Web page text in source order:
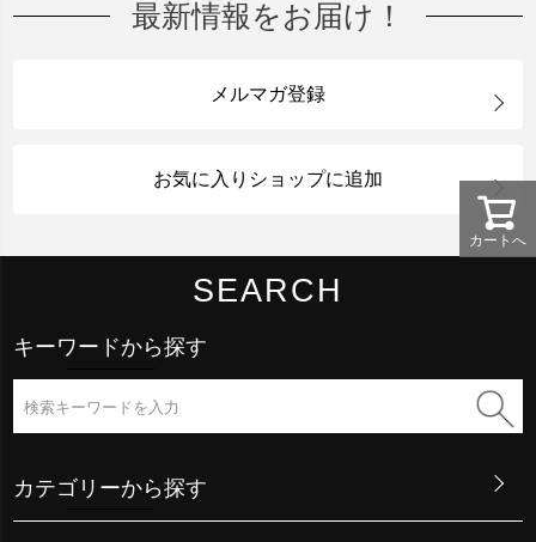
カートへ
最新情報をお届け！
メルマガ登録
お気に入りショップに追加
SEARCH
キーワードから探す
カテゴリーから探す